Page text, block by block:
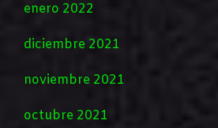
enero 2022
diciembre 2021
noviembre 2021
octubre 2021